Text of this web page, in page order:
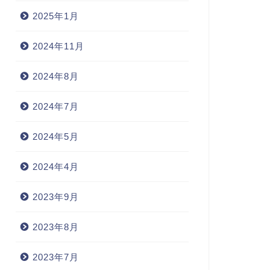
2025年1月
2024年11月
2024年8月
2024年7月
2024年5月
2024年4月
2023年9月
2023年8月
2023年7月